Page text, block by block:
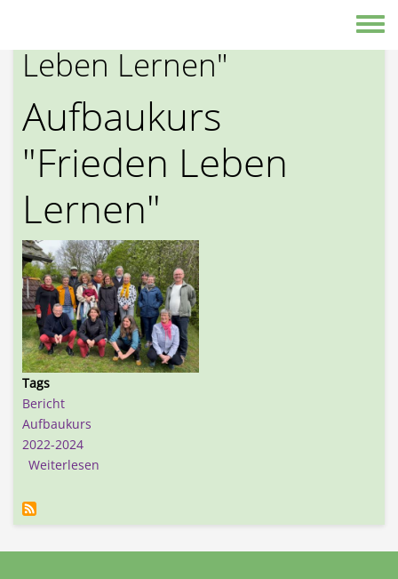
Leben Lernen"
Aufbaukurs
"Frieden Leben
Lernen"
Tags
Bericht
Aufbaukurs
2022-2024
Weiterlesen